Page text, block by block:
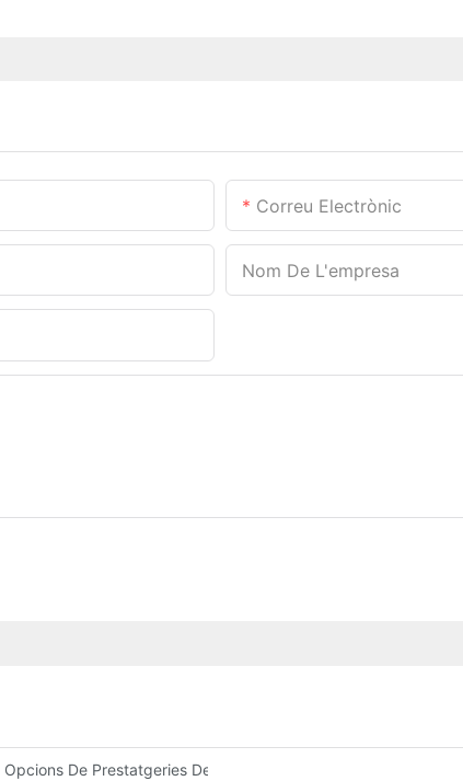
Correu Electrònic
Nom De L'empresa
Del Magatzem
Opcions De Prestatgeries De Palets Personalitzades: Adaptant